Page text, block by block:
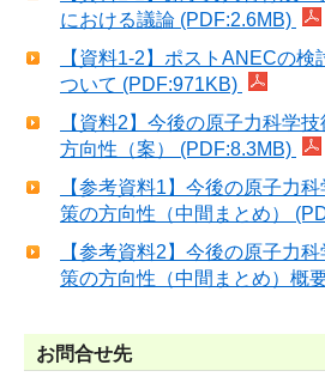
における議論 (PDF:2.6MB)
【資料1-2】ポストANECの検
ついて (PDF:971KB)
【資料2】今後の原子力科学
方向性（案） (PDF:8.3MB)
【参考資料1】今後の原子力
策の方向性（中間まとめ）
【参考資料2】今後の原子力
策の方向性（中間まとめ）概
お問合せ先